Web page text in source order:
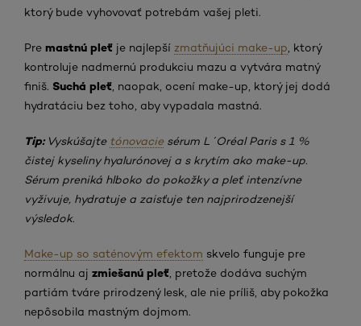
ktorý bude vyhovovať potrebám vašej pleti.
Pre mastnú pleť je najlepší zmatňujúci make-up , ktorý
kontroluje nadmernú produkciu mazu a vytvára matný
finiš. Suchá pleť , naopak, ocení make-up, ktorý jej dodá
hydratáciu bez toho, aby vypadala mastná.
Tip:Vyskúšajte tónovaciesérum L´Oréal Paris s 1 %
čistej kyseliny hyalurónovej a s krytím ako make-up.
Sérum preniká hlboko do pokožky a pleť intenzívne
vyživuje, hydratuje a zaisťuje ten najprirodzenejší
výsledok.
Make-up so saténovým efektom skvelo funguje pre
normálnu aj zmiešanú pleť , pretože dodáva suchým
partiám tváre prirodzený lesk, ale nie príliš, aby pokožka
nepôsobila mastným dojmom.